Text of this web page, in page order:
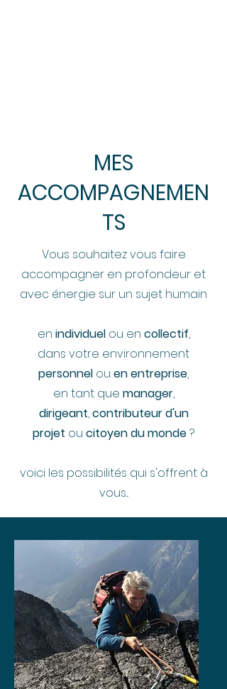
MES
ACCOMPAGNEMEN
TS
Vous souhaitez vous faire
accompagner en profondeur et
avec énergie sur un sujet humain
en individuelou en collectif,
dans votre environnement
personnel ou en entreprise,
en tant que manager,
dirigeant,contributeur d'un
projet ou citoyen du monde?
voici les possibilités qui s'offrent à
vous...